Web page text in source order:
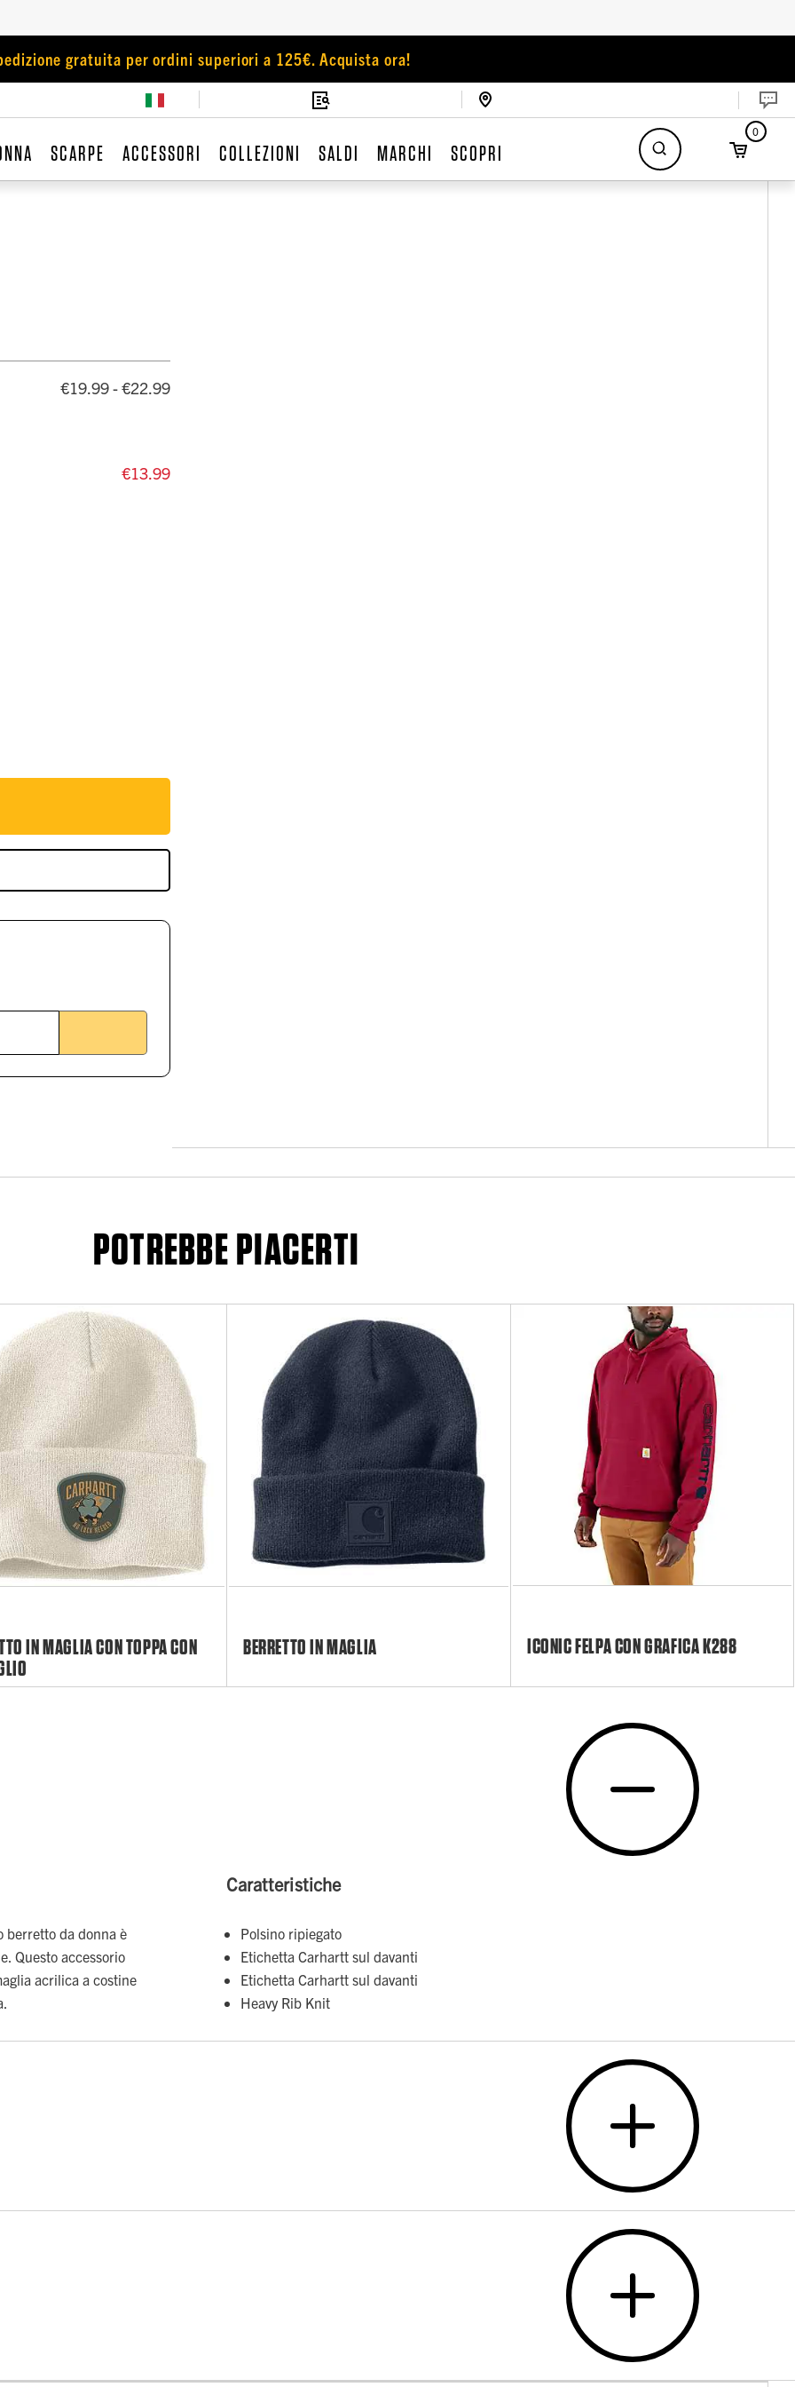
gratuita per ordini superiori a 125€. Acquista ora!
SCARPE ACCESSORI COLLEZIONI SALDI MARCHI SCOPRI
0
€19.99 - €22.99
€13.99
POTREBBE PIACERTI
IN MAGLIA CON TOPPA CON
BERRETTO IN MAGLIA ICONIC FELPA CON GRAFICA K288
berretto da donna è
Questo accessorio
acrilica a costine
Caratteristiche
Polsino ripiegato
Etichetta Carhartt sul davanti
Etichetta Carhartt sul davanti
Heavy Rib Knit